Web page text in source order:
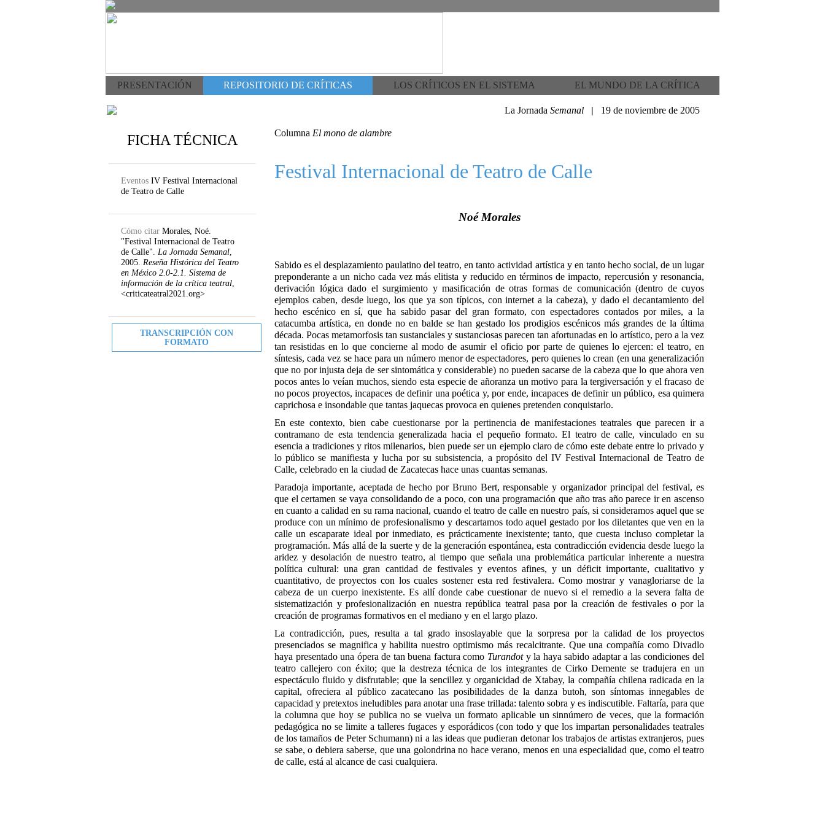
PRESENTACIÓN REPOSITORIO DE CRÍTICAS LOS CRÍTICOS EN EL SISTEMA EL MUNDO DE LA CRÍTICA
FICHA TÉCNICA
Eventos IV Festival Internacional
de Teatro de Calle
Cómo citar Morales, Noé.
"Festival Internacional de Teatro
de Calle". La Jornada Semanal
2005. Reseña Histórica del Teatro
en México 2.0-2.1. Sistema de
información de la crítica teatral
<criticateatral2021.org>
TRANSCRIPCIÓN CON
FORMATO
La Jornada Semanal | 19 de noviembre de 2005
Columna El mono de alambre
Festival Internacional de Teatro de Calle
Noé Morales
Sabido es el desplazamiento paulatino del teatro, en tanto actividad artística y en tanto hecho social, de un lugar
preponderante a un nicho cada vez más elitista y reducido en términos de impacto, repercusión y resonancia,
derivación lógica dado el surgimiento y masificación de otras formas de comunicación (dentro de cuyos
ejemplos caben, desde luego, los que ya son típicos, con internet a la cabeza), y dado el decantamiento del
hecho escénico en sí, que ha sabido pasar del gran formato, con espectadores contados por miles, a la
catacumba artística, en donde no en balde se han gestado los prodigios escénicos más grandes de la última
década. Pocas metamorfosis tan sustanciales y sustanciosas parecen tan afortunadas en lo artístico, pero a la vez
tan resistidas en lo que concierne al modo de asumir el oficio por parte de quienes lo ejercen: el teatro, en
síntesis, cada vez se hace para un número menor de espectadores, pero quienes lo crean (en una generalización
que no por injusta deja de ser sintomática y considerable) no pueden sacarse de la cabeza que lo que ahora ven
pocos antes lo veían muchos, siendo esta especie de añoranza un motivo para la tergiversación y el fracaso de
no pocos proyectos, incapaces de definir una poética y, por ende, incapaces de definir un público, esa quimera
caprichosa e insondable que tantas jaquecas provoca en quienes pretenden conquistarlo.
En este contexto, bien cabe cuestionarse por la pertinencia de manifestaciones teatrales que parecen ir a
contramano de esta tendencia generalizada hacia el pequeño formato. El teatro de calle, vinculado en su
esencia a tradiciones y ritos milenarios, bien puede ser un ejemplo claro de cómo este debate entre lo privado y
lo público se manifiesta y lucha por su subsistencia, a propósito del IV Festival Internacional de Teatro de
Calle, celebrado en la ciudad de Zacatecas hace unas cuantas semanas.
Paradoja importante, aceptada de hecho por Bruno Bert, responsable y organizador principal del festival, es
que el certamen se vaya consolidando de a poco, con una programación que año tras año parece ir en ascenso
en cuanto a calidad en su rama nacional, cuando el teatro de calle en nuestro país, si consideramos aquel que se
produce con un mínimo de profesionalismo y descartamos todo aquel gestado por los diletantes que ven en la
calle un escaparate ideal por inmediato, es prácticamente inexistente; tanto, que cuesta incluso completar la
programación. Más allá de la suerte y de la generación espontánea, esta contradicción evidencia desde luego la
aridez y desolación de nuestro teatro, al tiempo que señala una problemática particular inherente a nuestra
política cultural: una gran cantidad de festivales y eventos afines, y un déficit importante, cualitativo y
cuantitativo, de proyectos con los cuales sostener esta red festivalera. Como mostrar y vanagloriarse de la
cabeza de un cuerpo inexistente. Es allí donde cabe cuestionar de nuevo si el remedio a la severa falta de
sistematización y profesionalización en nuestra república teatral pasa por la creación de festivales o por la
creación de programas formativos en el mediano y en el largo plazo.
La contradicción, pues, resulta a tal grado insoslayable que la sorpresa por la calidad de los proyectos
presenciados se magnifica y habilita nuestro optimismo más recalcitrante. Que una compañía como Divadlo
haya presentado una ópera de tan buena factura como Turandoty la haya sabido adaptar a las condiciones del
teatro callejero con éxito; que la destreza técnica de los integrantes de Cirko Demente se tradujera en un
espectáculo fluido y disfrutable; que la sencillez y organicidad de Xtabay, la compañía chilena radicada en la
capital, ofreciera al público zacatecano las posibilidades de la danza butoh, son síntomas innegables de
capacidad y pretextos ineludibles para anotar una frase trillada: talento sobra y es indiscutible. Faltaría, para que
la columna que hoy se publica no se vuelva un formato aplicable un sinnúmero de veces, que la formación
pedagógica no se limite a talleres fugaces y esporádicos (con todo y que los impartan personalidades teatrales
de los tamaños de Peter Schumann) ni a las ideas que pudieran detonar los trabajos de artistas extranjeros, pues
se sabe, o debiera saberse, que una golondrina no hace verano, menos en una especialidad que, como el teatro
de calle, está al alcance de casi cualquiera.